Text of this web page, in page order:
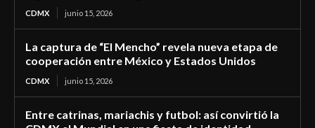
CDMX junio 15, 2026
La captura de “El Mencho” revela nueva etapa de
cooperación entre México y Estados Unidos
CDMX junio 15, 2026
Entre catrinas, mariachis y futbol: así convirtió la